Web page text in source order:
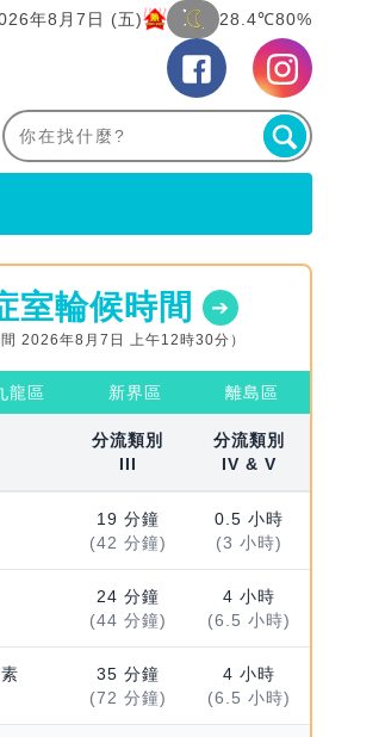
年8月7日 (五) 28.4℃80%
室輪候時間
間 2026年8月7日 上午12時30分）
龍區 新界區 離島區
分流類別
III
分流類別
IV & V
19 分鐘
(42 分鐘)
0.5 小時
(3 小時)
24 分鐘
(44 分鐘)
4 小時
(6.5 小時)
35 分鐘
(72 分鐘)
4 小時
(6.5 小時)